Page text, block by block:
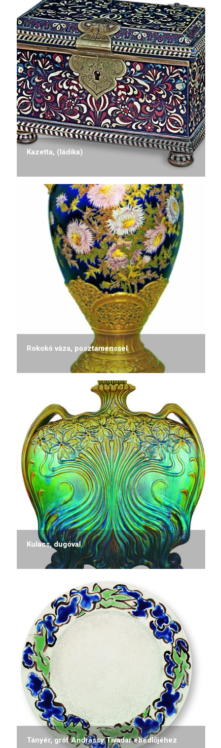
Kazetta, (ládika)
Rokokó váza, posztamenssel
Kulacs, dugóval
Tányér, gróf Andrássy Tivadar ebédlőjéhez